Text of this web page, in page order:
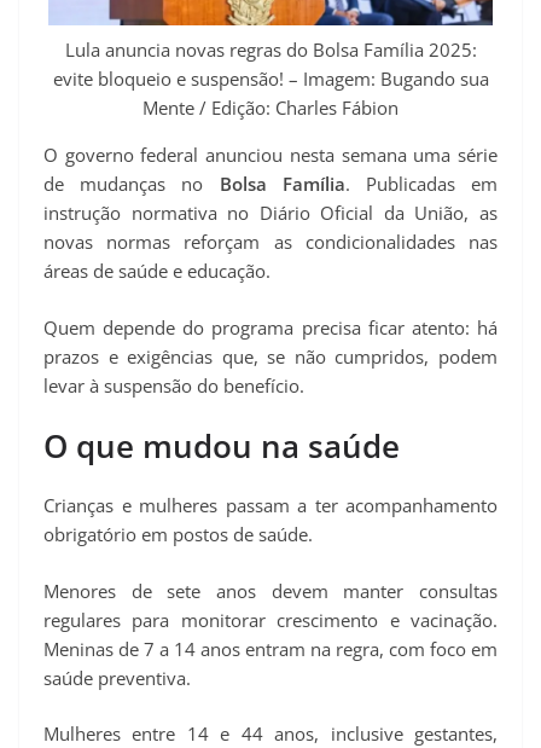
p
m
k
s
t
k
Lula anuncia novas regras do Bolsa Família 2025:
evite bloqueio e suspensão! – Imagem: Bugando sua
Mente / Edição: Charles Fábion
O governo federal anunciou nesta semana uma série
de mudanças no Bolsa Família. Publicadas em
instrução normativa no Diário Oficial da União, as
novas normas reforçam as condicionalidades nas
áreas de saúde e educação.
Quem depende do programa precisa ficar atento: há
prazos e exigências que, se não cumpridos, podem
levar à suspensão do benefício.
O que mudou na saúde
Crianças e mulheres passam a ter acompanhamento
obrigatório em postos de saúde.
Menores de sete anos devem manter consultas
regulares para monitorar crescimento e vacinação.
Meninas de 7 a 14 anos entram na regra, com foco em
saúde preventiva.
Mulheres entre 14 e 44 anos, inclusive gestantes,